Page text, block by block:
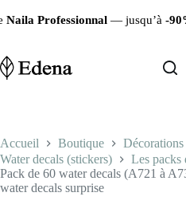
au
— jusqu’à-90%sur
Accueil Boutique
Décorations
Water decals (stickers)
Les packs
Pack de 60 water decals (A721 à
water decals surprise